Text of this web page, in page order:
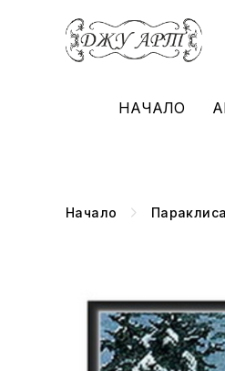
НАЧАЛО
Начало